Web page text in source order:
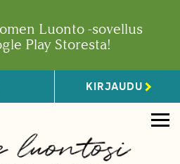
Luonto -sovellus
Play Storesta!
KIRJAUDU